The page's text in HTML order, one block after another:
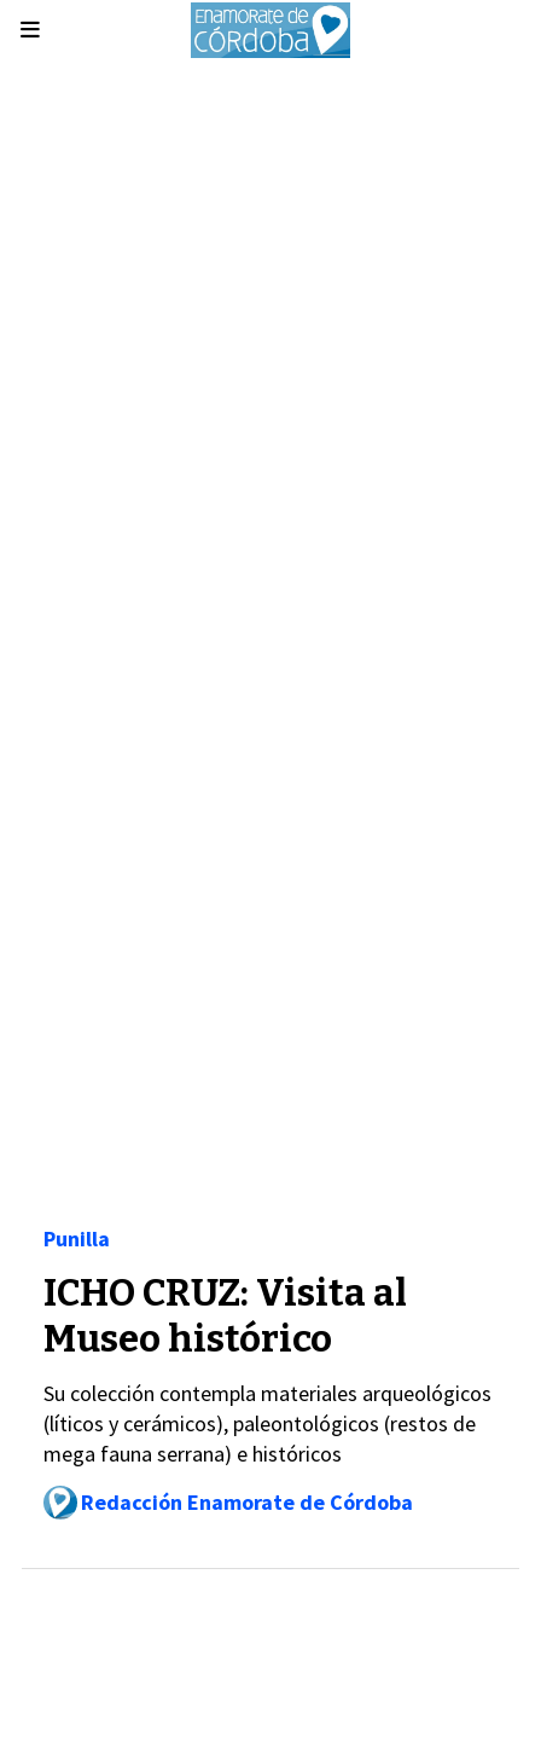
ICHO CRUZ: Visita al
Museo histórico
Su colección contempla materiales arqueológicos
(líticos y cerámicos), paleontológicos (restos de
mega fauna serrana) e históricos
Punilla
Redacción Enamorate de Córdoba